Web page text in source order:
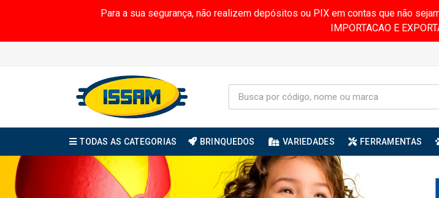
Para a sua segurança, não realizem depósitos ou PIX em contas que não
IMPORTACAO E
TODAS AS CATEGORIAS BRINQUEDOS VARIEDADES FERRAMENTAS